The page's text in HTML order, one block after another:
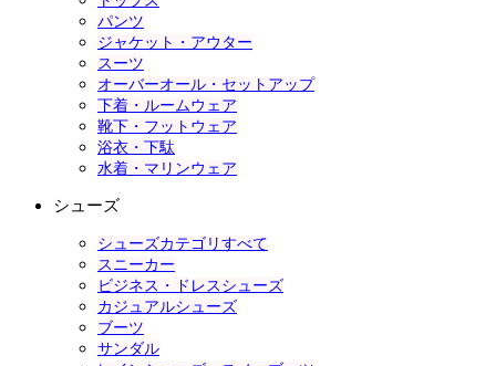
パンツ
ジャケット・アウター
スーツ
オーバーオール・セットアップ
下着・ルームウェア
靴下・フットウェア
浴衣・下駄
水着・マリンウェア
シューズ
シューズカテゴリすべて
スニーカー
ビジネス・ドレスシューズ
カジュアルシューズ
ブーツ
サンダル